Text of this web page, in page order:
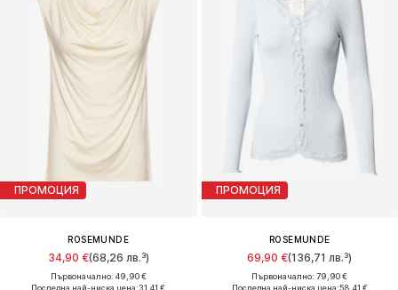
ПРОМОЦИЯ
ROSEMUNDE
34,90 €(68,26 лв.³)
Първоначално: 49,90 €
Последна най-ниска цена:31,41 €
ПРОМОЦИЯ
ROSEMUNDE
69,90 €(136,71 лв.³)
Първоначално: 79,90 €
Последна най-ниска цена:58,41 €